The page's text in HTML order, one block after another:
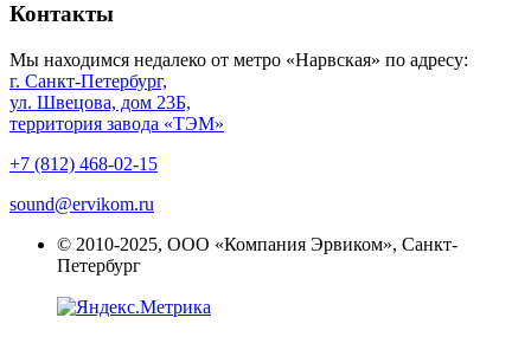
Контакты
Мы находимся недалеко от метро «Нарвская» по адресу:
г. Санкт-Петербург,
ул. Швецова, дом 23Б,
территория завода «ТЭМ»
+7 (812) 468-02-15
sound@ervikom.ru
© 2010-2025, ООО «Компания Эрвиком», Санкт-
Петербург